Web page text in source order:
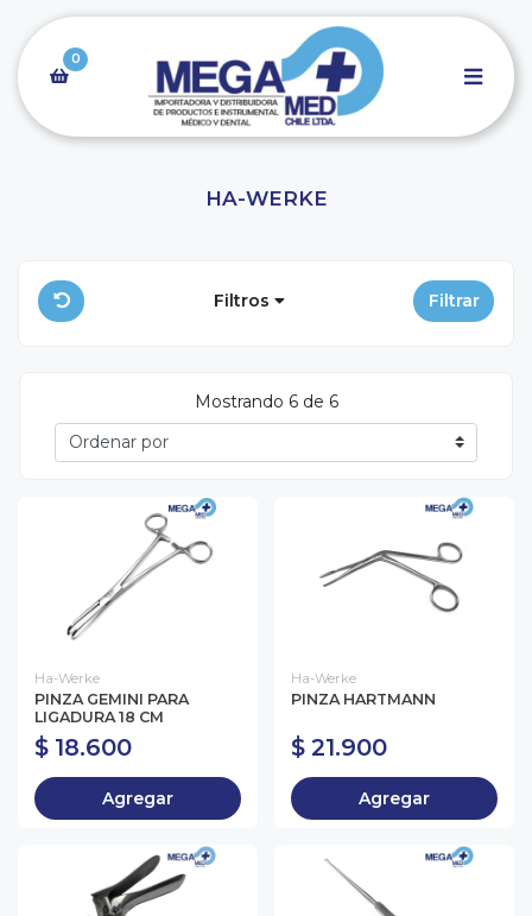
0
HA-WERKE
Filtros Filtrar
Mostrando 6 de 6
Ha-Werke
PINZA GEMINI PARA
LIGADURA 18 CM
$ 18.600
Agregar
Ha-Werke
PINZA HARTMANN
$ 21.900
Agregar